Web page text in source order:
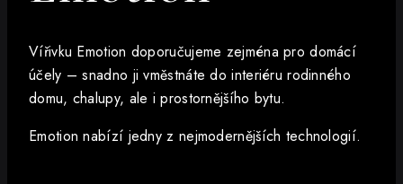
Vířivku Emotion doporučujeme zejména pro domácí
účely – snadno ji vměstnáte do interiéru rodinného
domu, chalupy, ale i prostornějšího bytu.
Emotion nabízí jedny z nejmodernějších technologií.